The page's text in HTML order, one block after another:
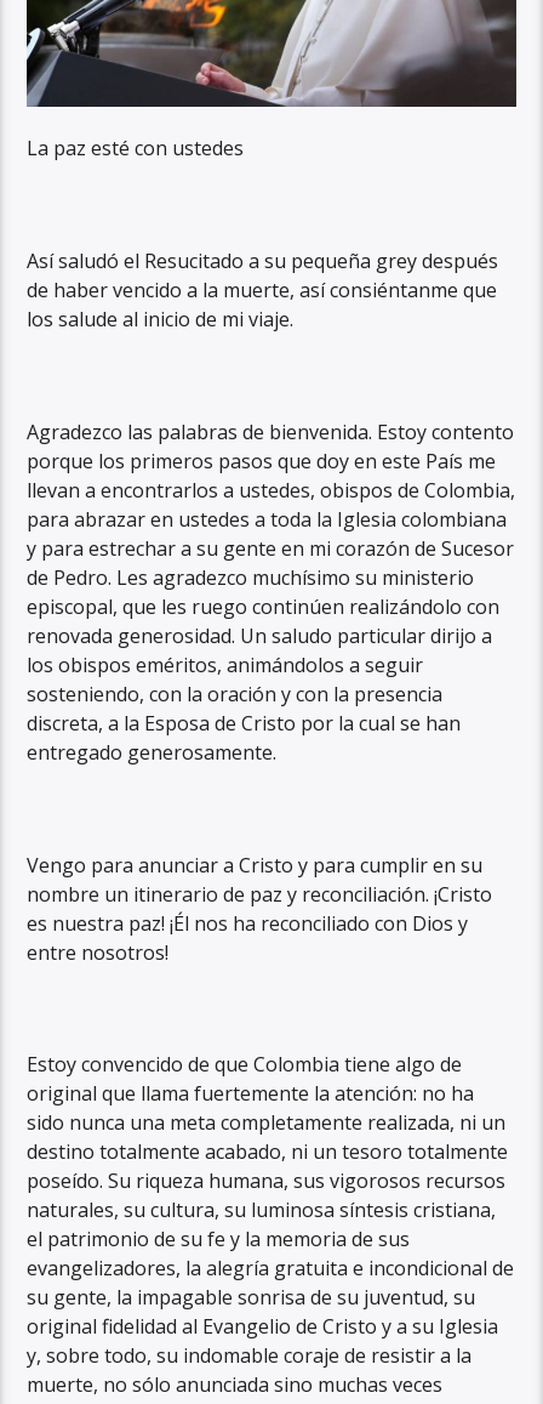
La paz esté con ustedes
Así saludó el Resucitado a su pequeña grey después
de haber vencido a la muerte, así consiéntanme que
los salude al inicio de mi viaje.
Agradezco las palabras de bienvenida. Estoy contento
porque los primeros pasos que doy en este País me
llevan a encontrarlos a ustedes, obispos de Colombia,
para abrazar en ustedes a toda la Iglesia colombiana
y para estrechar a su gente en mi corazón de Sucesor
de Pedro. Les agradezco muchísimo su ministerio
episcopal, que les ruego continúen realizándolo con
renovada generosidad. Un saludo particular dirijo a
los obispos eméritos, animándolos a seguir
sosteniendo, con la oración y con la presencia
discreta, a la Esposa de Cristo por la cual se han
entregado generosamente.
Vengo para anunciar a Cristo y para cumplir en su
nombre un itinerario de paz y reconciliación. ¡Cristo
es nuestra paz! ¡Él nos ha reconciliado con Dios y
entre nosotros!
Estoy convencido de que Colombia tiene algo de
original que llama fuertemente la atención: no ha
sido nunca una meta completamente realizada, ni un
destino totalmente acabado, ni un tesoro totalmente
poseído. Su riqueza humana, sus vigorosos recursos
naturales, su cultura, su luminosa síntesis cristiana,
el patrimonio de su fe y la memoria de sus
evangelizadores, la alegría gratuita e incondicional de
su gente, la impagable sonrisa de su juventud, su
original fidelidad al Evangelio de Cristo y a su Iglesia
y, sobre todo, su indomable coraje de resistir a la
muerte, no sólo anunciada sino muchas veces